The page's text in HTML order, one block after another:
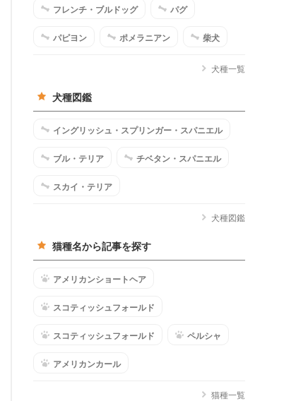
フレンチ・ブルドッグ パグ
パピヨン ポメラニアン 柴犬
犬種一覧
犬種図鑑
イングリッシュ・スプリンガー・スパニエル
ブル・テリア チベタン・スパニエル
スカイ・テリア
犬種図鑑
猫種名から記事を探す
アメリカンショートヘア
スコティッシュフォールド
スコティッシュフォールド ペルシャ
アメリカンカール
猫種一覧